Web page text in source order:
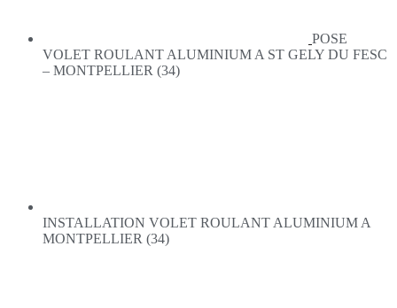
POSE
VOLET ROULANT ALUMINIUM A ST GELY DU FESC
– MONTPELLIER (34)
INSTALLATION VOLET ROULANT ALUMINIUM A
MONTPELLIER (34)